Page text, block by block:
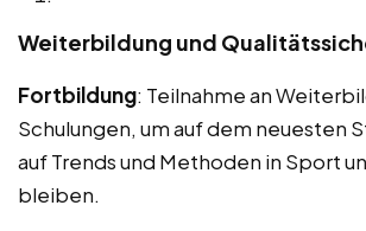
Weiterbildung und
Fortbildung: Teilnahme an
Schulungen, um auf dem neuesten
auf Trends und Methoden in Sport
bleiben.